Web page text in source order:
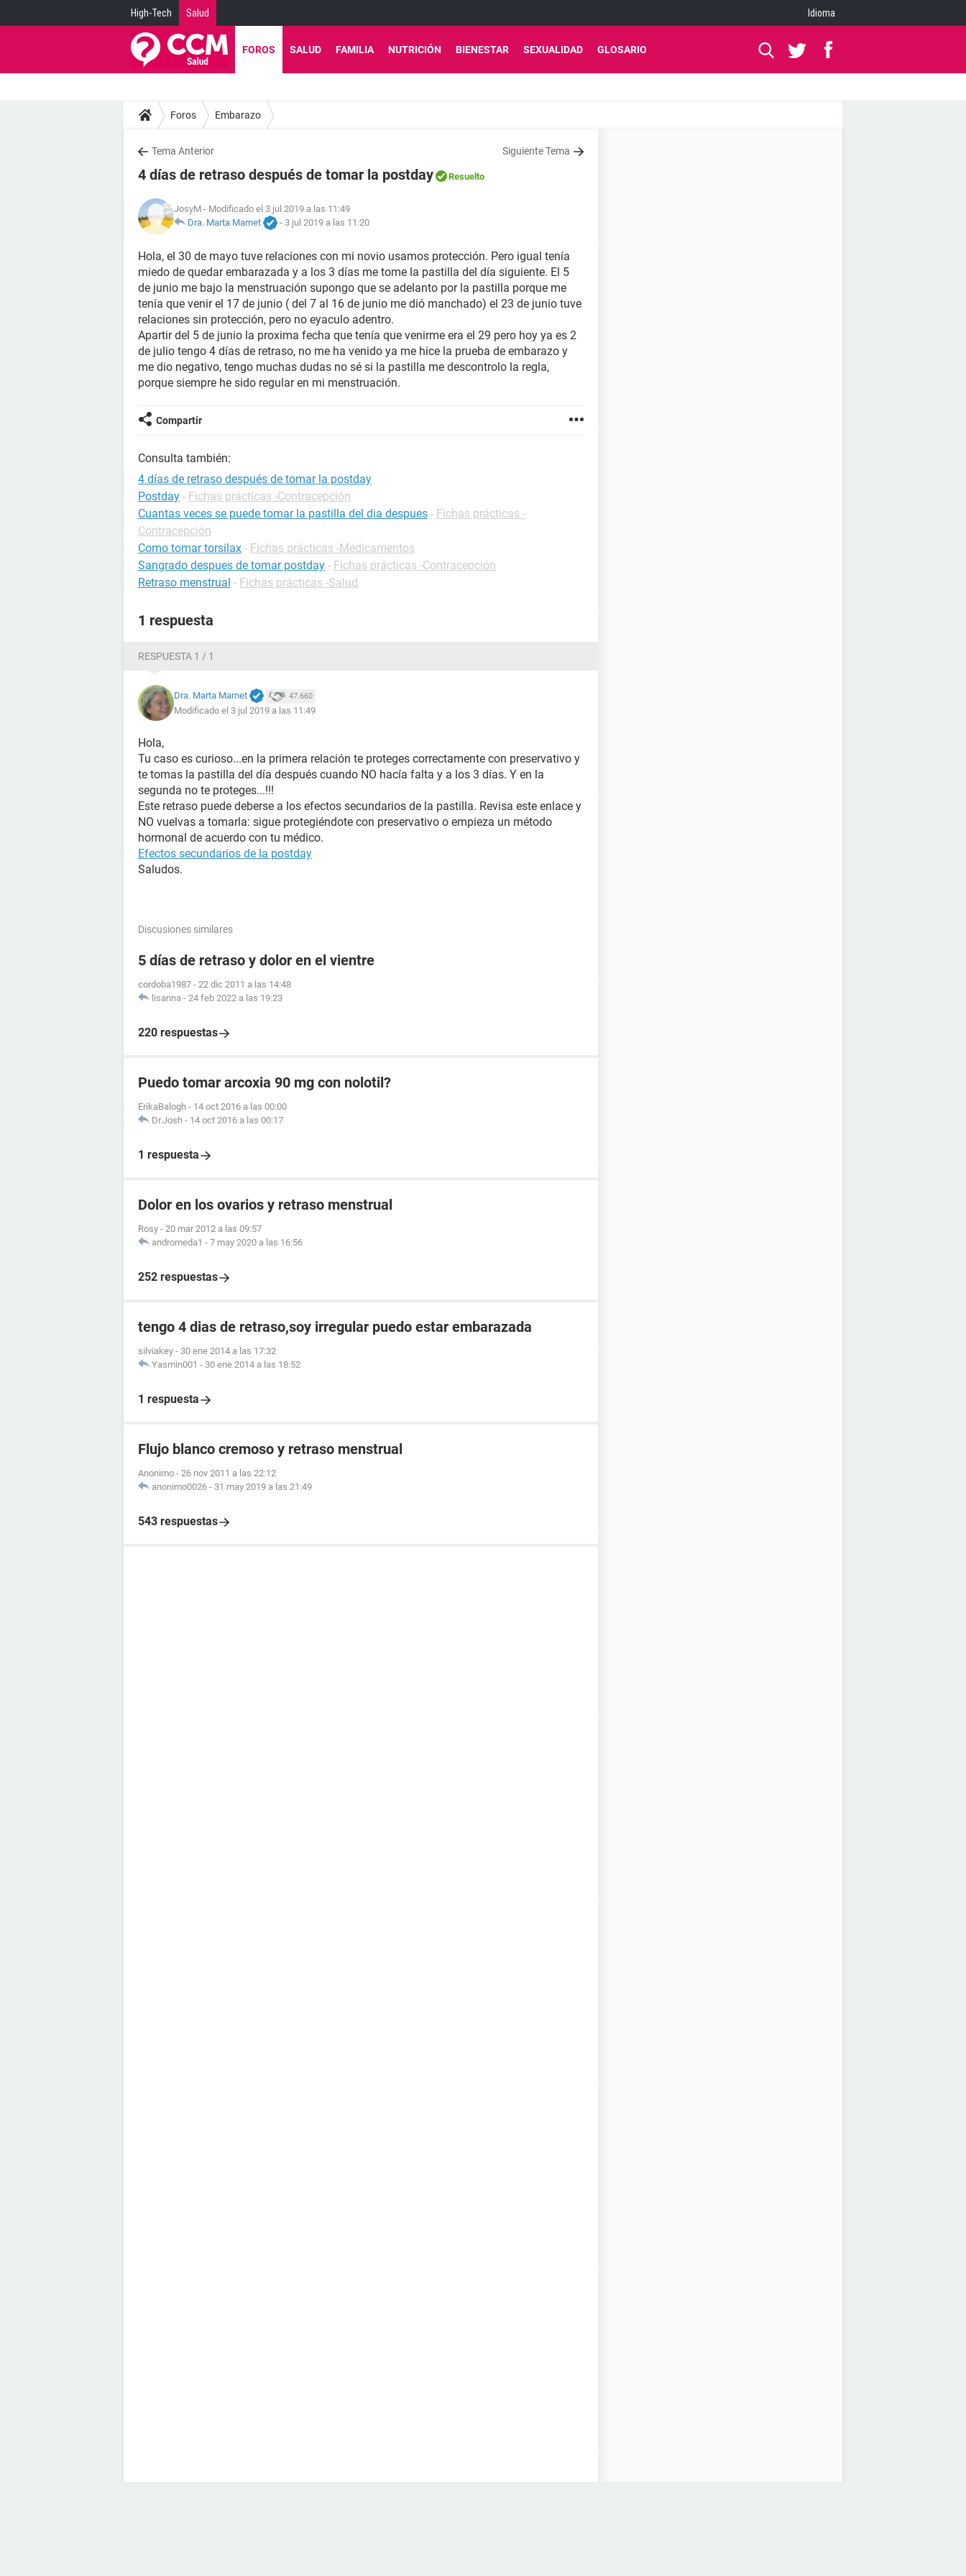
High-Tech Salud Idioma
FOROS SALUD FAMILIA NUTRICIÓN BIENESTAR SEXUALIDAD GLOSARIO
Foros Embarazo
Tema Anterior Siguiente Tema
4 días de retraso después de tomar la postday Resuelto
JosyM - Modificado el 3 jul 2019 a las 11:49
Dra. Marta Marnet
- 3 jul 2019 a las 11:20
Hola, el 30 de mayo tuve relaciones con mi novio usamos protección. Pero igual tenía
miedo de quedar embarazada y a los 3 días me tome la pastilla del día siguiente. El 5
de junio me bajo la menstruación supongo que se adelanto por la pastilla porque me
tenía que venir el 17 de junio ( del 7 al 16 de junio me dió manchado) el 23 de junio tuve
relaciones sin protección, pero no eyaculo adentro.
Apartir del 5 de junio la proxima fecha que tenía que venirme era el 29 pero hoy ya es 2
de julio tengo 4 días de retraso, no me ha venido ya me hice la prueba de embarazo y
me dio negativo, tengo muchas dudas no sé si la pastilla me descontrolo la regla,
porque siempre he sido regular en mi menstruación.
Compartir
Consulta también:
4 días de retraso después de tomar la postday
Postday - Fichas prácticas -Contracepción
Cuantas veces se puede tomar la pastilla del dia despues - Fichas prácticas -
Contracepción
Como tomar torsilax - Fichas prácticas -Medicamentos
Sangrado despues de tomar postday - Fichas prácticas -Contracepción
Retraso menstrual - Fichas prácticas -Salud
1 respuesta
RESPUESTA 1 / 1
Dra. Marta Marnet 47.660
Modificado el 3 jul 2019 a las 11:49
Hola,
Tu caso es curioso...en la primera relación te proteges correctamente con preservativo y
te tomas la pastilla del día después cuando NO hacía falta y a los 3 días. Y en la
segunda no te proteges...!!!
Este retraso puede deberse a los efectos secundarios de la pastilla. Revisa este enlace y
NO vuelvas a tomarla: sigue protegiéndote con preservativo o empieza un método
hormonal de acuerdo con tu médico.
Efectos secundarios de la postday
Saludos.
Discusiones similares
5 días de retraso y dolor en el vientre
cordoba1987 - 22 dic 2011 a las 14:48
lisanna - 24 feb 2022 a las 19:23
220 respuestas
Puedo tomar arcoxia 90 mg con nolotil?
ErikaBalogh - 14 oct 2016 a las 00:00
Dr.Josh - 14 oct 2016 a las 00:17
1 respuesta
Dolor en los ovarios y retraso menstrual
Rosy - 20 mar 2012 a las 09:57
andromeda1 - 7 may 2020 a las 16:56
252 respuestas
tengo 4 dias de retraso,soy irregular puedo estar embarazada
silviakey - 30 ene 2014 a las 17:32
Yasmin001 - 30 ene 2014 a las 18:52
1 respuesta
Flujo blanco cremoso y retraso menstrual
Anonimo - 26 nov 2011 a las 22:12
anonimo0026 - 31 may 2019 a las 21:49
543 respuestas